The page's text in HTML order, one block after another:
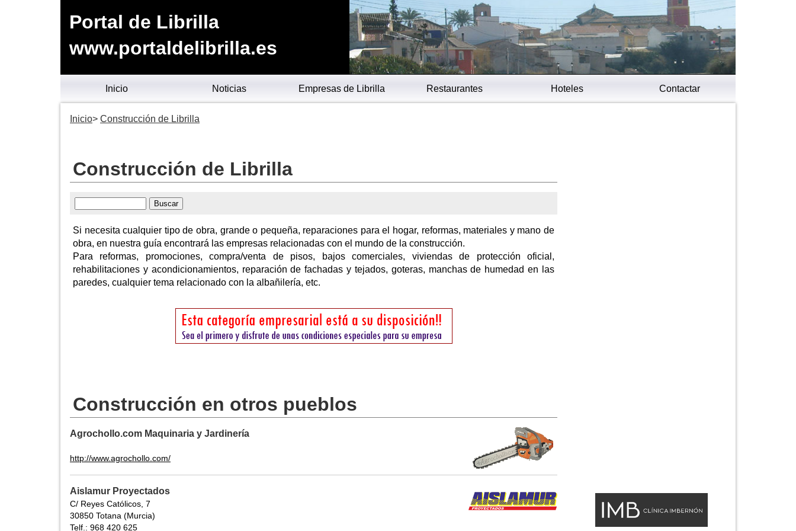
Portal de Librilla
www.portaldelibrilla.es
Inicio Noticias Empresas de Librilla Restaurantes Hoteles Contactar
Inicio Construcción de Librilla
Construcción de Librilla
Si necesita cualquier tipo de obra, grande o pequeña, reparaciones para el hogar, reformas, materiales y mano de
obra, en nuestra guía encontrará las empresas relacionadas con el mundo de la construcción.
Para reformas, promociones, compra/venta de pisos, bajos comerciales, viviendas de protección oficial,
rehabilitaciones y acondicionamientos, reparación de fachadas y tejados, goteras, manchas de humedad en las
paredes, cualquier tema relacionado con la albañilería, etc.
Construcción en otros pueblos
Agrochollo.com Maquinaria y Jardinería
http://www.agrochollo.com/
Aislamur Proyectados
C/ Reyes Católicos, 7
30850 Totana (Murcia)
Telf.: 968 420 625